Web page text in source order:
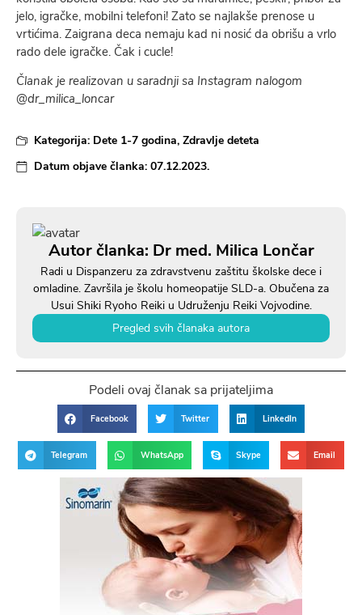
jelo, igračke, mobilni telefoni! Zato se najlakše prenose u
vrtićima. Zaigrana deca nemaju kad ni nosić da obrišu a vrlo
rado dele igračke. Čak i cucle!
Članak je realizovan u saradnji sa Instagram nalogom
@dr_milica_loncar
Kategorija: Dete 1-7 godina, Zdravlje deteta
Datum objave članka: 07.12.2023.
Autor članka: Dr med. Milica Lončar
Radi u Dispanzeru za zdravstvenu zaštitu školske dece i
omladine. Završila je školu homeopatije SLD-a. Obučena za
Usui Shiki Ryoho Reiki u Udruženju Reiki Vojvodine.
Pregled svih članaka autora
Podeli ovaj članak sa prijateljima
Facebook Twitter LinkedIn
Telegram WhatsApp Skype Email